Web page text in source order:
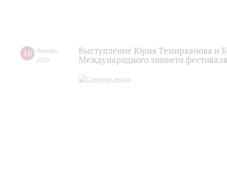
16 декабря
2019
Выступление Юрия Темирканова и
Международного зимнего